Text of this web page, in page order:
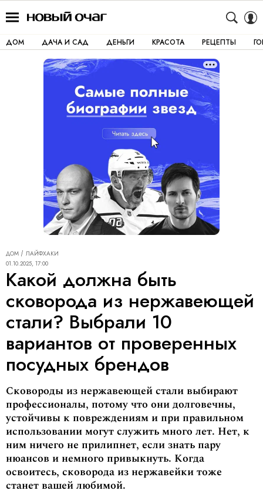
ДОМ ДАЧА И САД ДЕНЬГИ КРАСОТА РЕЦЕПТЫ
ДОМ
ЛАЙФХАКИ
01.10.2025, 17:00
Какой должна быть
сковорода из нержавеющей
стали? Выбрали 10
вариантов от проверенных
посудных брендов
Сковороды из нержавеющей стали выбирают
профессионалы, потому что они долговечны,
устойчивы к повреждениям и при правильном
использовании могут служить много лет. Нет, к
ним ничего не прилипнет, если знать пару
нюансов и немного привыкнуть. Когда
освоитесь, сковорода из нержавейки тоже
станет вашей любимой.